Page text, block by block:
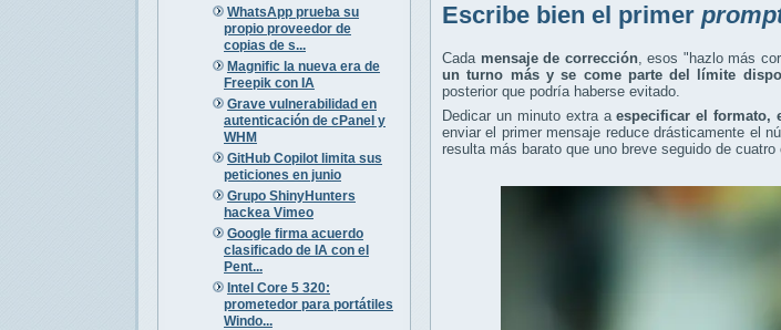
WhatsApp prueba su
propio proveedor de
copias de s...
Magnific la nueva era de
Freepik con IA
Grave vulnerabilidad en
autenticación de cPanel y
WHM
GitHub Copilot limita sus
peticiones en junio
Grupo ShinyHunters
hackea Vimeo
Google firma acuerdo
clasificado de IA con el
Pent...
Intel Core 5 320:
prometedor para portátiles
Windo...
Escribe bien el primer
Cada mensaje de corrección, esos "hazlo más
un turno más y se come parte del límite
posterior que podría haberse evitado.
Dedicar un minuto extra aespecificar el formato,
enviar el primer mensaje reduce drásticamente el
resulta más barato que uno breve seguido de cuatro